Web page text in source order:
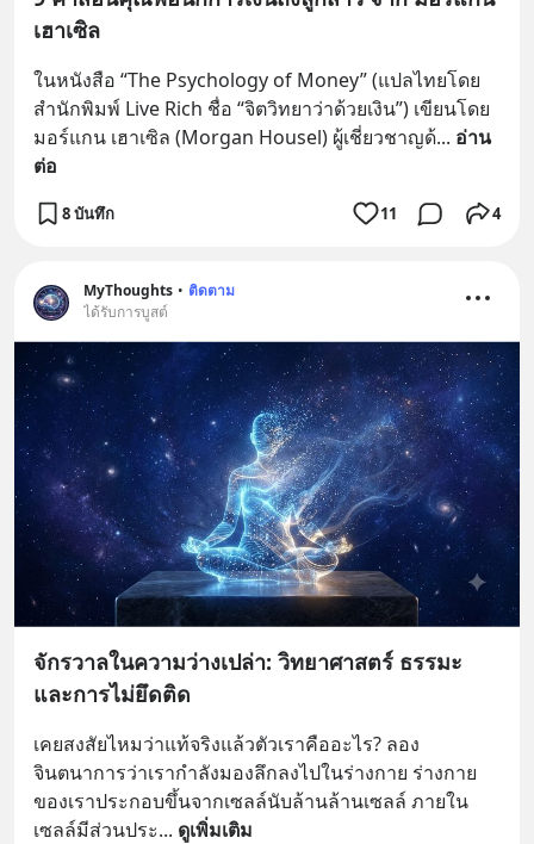
เฮาเซิล
ในหนังสือ “The Psychology of Money” (แปลไทยโดย
สำนักพิมพ์ Live Rich ชื่อ “จิตวิทยาว่าด้วยเงิน”) เขียนโดย
มอร์แกน เฮาเซิล (Morgan Housel) ผู้เชี่ยวชาญด้... อ่าน
ต่อ
8 บันทึก 11 4
MyThoughts • ติดตาม
ได้รับการบูสต์
จักรวาลในความว่างเปล่า: วิทยาศาสตร์ ธรรมะ
และการไม่ยึดติด
เคยสงสัยไหมว่าแท้จริงแล้วตัวเราคืออะไร? ลอง
จินตนาการว่าเรากำลังมองลึกลงไปในร่างกาย ร่างกาย
ของเราประกอบขึ้นจากเซลล์นับล้านล้านเซลล์ ภายใน
เซลล์มีส่วนประ... ดูเพิ่มเติม